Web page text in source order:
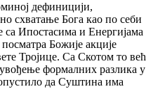
дефиницији,
схватање Бога као по себи
Ипостасима и Енергијама
Божије акције
Тројице. Са Скотом то већ
увођење формалних разлика у
да Суштина има